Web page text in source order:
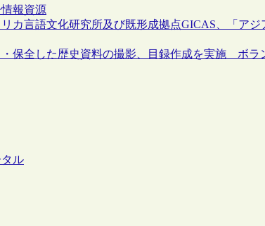
報資源
カ言語文化研究所及び既形成拠点GICAS、「ア
保全した歴史資料の撮影、目録作成を実施 ボラ
ル